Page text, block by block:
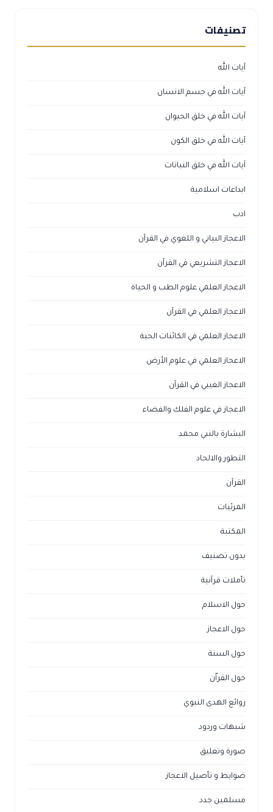
تصنيفات
آيات الله
آيات الله في جسم الانسان
آيات الله في خلق الحيوان
آيات الله في خلق الكون
آيات الله في خلق النباتات
ابداعات اسلامية
ادب
الاعجاز البياني و اللغوي في القرآن
الاعجاز التشريعي في القرآن
الاعجاز العلمي علوم الطب و الحياة
الاعجاز العلمي في القرآن
الاعجاز العلمي في الكائنات الحية
الاعجاز العلمي في علوم الأرض
الاعجاز الغيبي في القرآن
الاعجاز في علوم الفلك والفضاء
البشارة بالنبي محمد
التطور والالحاد
القرآن
المرئيات
المكتبة
بدون تصنيف
تأملات قرآنية
حول الاسلام
حول الاعجاز
حول السنة
حول القراّن
روائع الهدى النبوي
شبهات وردود
صورة وتعليق
ضوابط و تأصيل الاعجاز
مسلمين جدد